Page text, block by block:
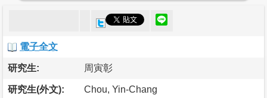
電子全文
研究生: 周寅彰
研究生(外文): Chou, Yin-Chang